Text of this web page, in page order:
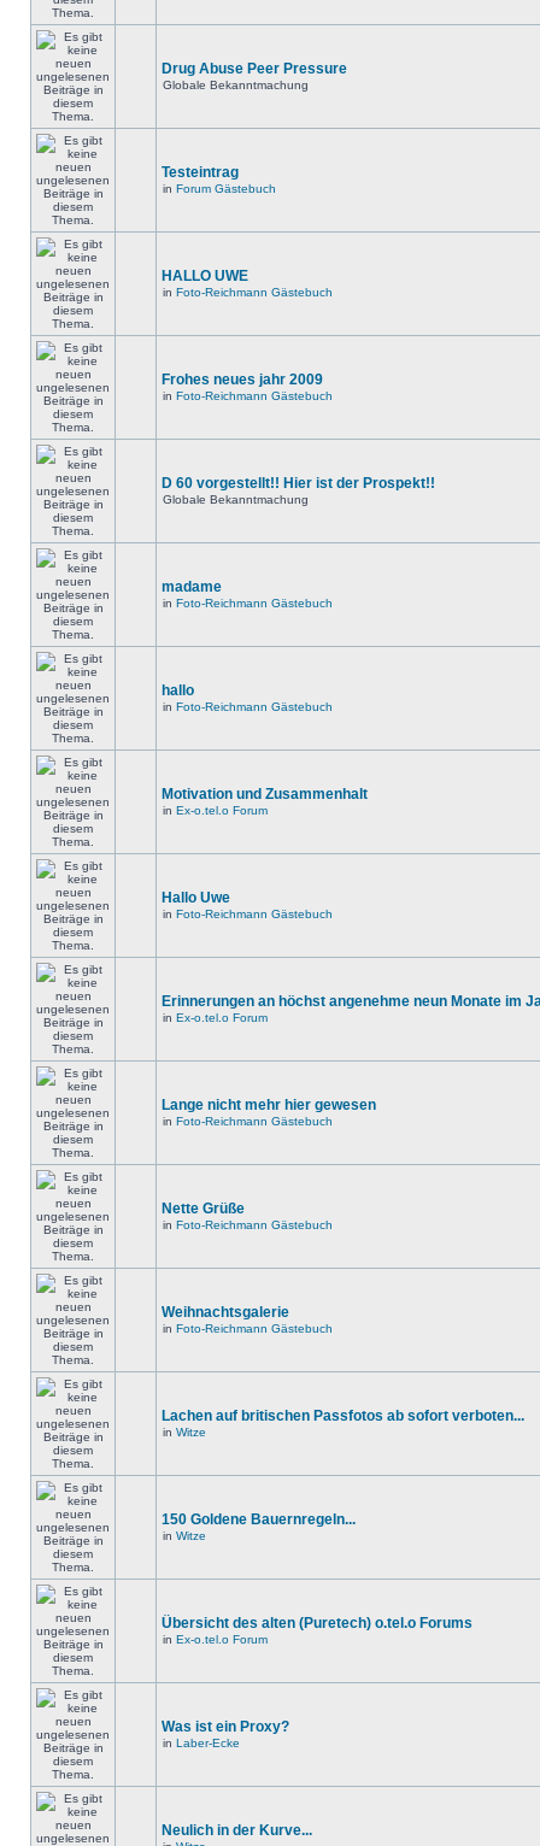
Drug Abuse Peer Pressure
Globale Bekanntmachung
Testeintrag
in Forum Gästebuch
HALLO UWE
in Foto-Reichmann Gästebuch
Frohes neues jahr 2009
in Foto-Reichmann Gästebuch
D 60 vorgestellt!! Hier ist der Prospekt!!
Globale Bekanntmachung
madame
in Foto-Reichmann Gästebuch
hallo
in Foto-Reichmann Gästebuch
Motivation und Zusammenhalt
in Ex-o.tel.o Forum
Hallo Uwe
in Foto-Reichmann Gästebuch
Erinnerungen an höchst angenehme neun Monate im
in Ex-o.tel.o Forum
Lange nicht mehr hier gewesen
in Foto-Reichmann Gästebuch
Nette Grüße
in Foto-Reichmann Gästebuch
Weihnachtsgalerie
in Foto-Reichmann Gästebuch
Lachen auf britischen Passfotos ab sofort verboten...
in Witze
150 Goldene Bauernregeln...
in Witze
Übersicht des alten (Puretech) o.tel.o Forums
in Ex-o.tel.o Forum
Was ist ein Proxy?
in Laber-Ecke
Neulich in der Kurve...